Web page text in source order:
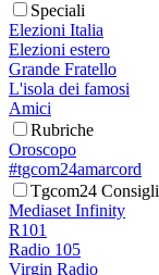
Speciali
Elezioni Italia
Elezioni estero
Grande Fratello
L'isola dei famosi
Amici
Rubriche
Oroscopo
#tgcom24amarcord
Tgcom24
Mediaset Infinity
R101
Radio 105
Virgin Radio